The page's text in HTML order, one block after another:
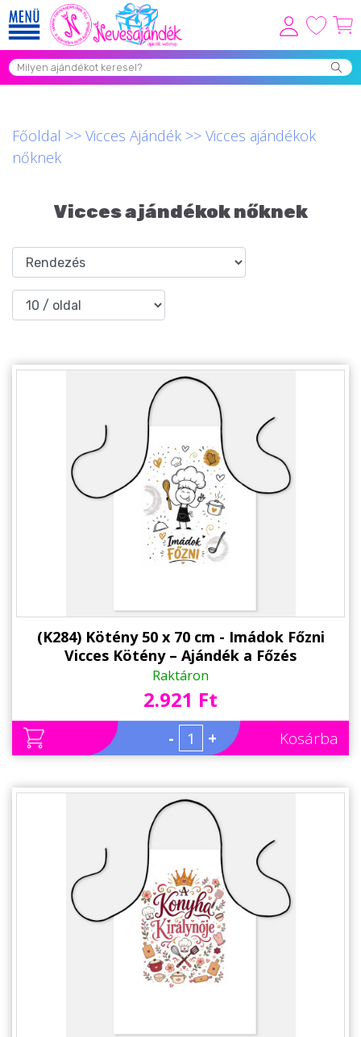
Viszonteladóknak
Egyedi Ajándékok Rendelés
Szerelmes Ajándékok ❤
Budapest Ajándéktárgyak
Alkalmakra
Ajándék Ötletek Férfiaknak
Ajándék Gyerekeknek
Családtagoknak
Vicces ajándékok
Állatos ajándéktárgyak
Főoldal >> Vicces Ajándék >> Vicces ajándékok
nőknek
Vicces ajándékok nőknek
(K284) Kötény 50 x 70 cm - Imádok Főzni
Vicces Kötény – Ajándék a Főzés
Szerelmeseinek
Raktáron
2.921 Ft
- + Kosárba